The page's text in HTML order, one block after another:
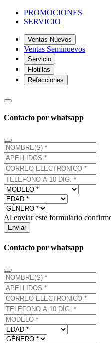
PROMOCIONES
SERVICIO
Ventas Nuevos
Ventas Seminuevos
Servicio
Flotillas
Refacciones
Contacto por whatsapp
Al enviar este formulario
Enviar
Contacto por whatsapp